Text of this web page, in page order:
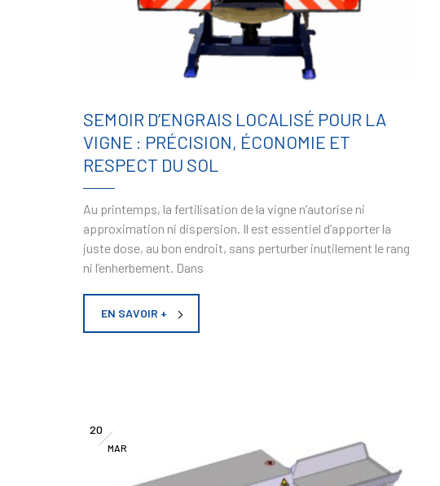
SEMOIR D’ENGRAIS LOCALISÉ POUR LA
VIGNE : PRÉCISION, ÉCONOMIE ET
RESPECT DU SOL
Au printemps, la fertilisation de la vigne n’autorise ni
approximation ni dispersion. Il est essentiel d’apporter la
juste dose, au bon endroit, sans perturber inutilement le rang
ni l’enherbement. Dans
EN SAVOIR +
20
MAR